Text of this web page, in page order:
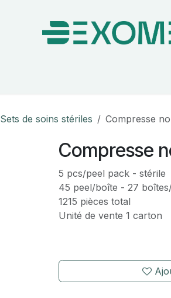
Sets de soins stériles Compresse
Compresse
5 pcs/peel pack - stérile
45 peel/boîte - 27
1215 pièces total
Unité de vente 1 carton